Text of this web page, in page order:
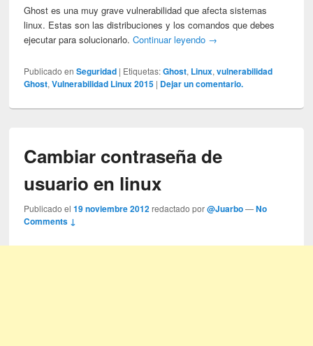
Ghost es una muy grave vulnerabilidad que afecta sistemas
linux. Estas son las distribuciones y los comandos que debes
ejecutar para solucionarlo.Continuar leyendo →
Publicado en Seguridad | Etiquetas: Ghost, Linux,vulnerabilidad
Ghost,Vulnerabilidad Linux 2015 | Dejar un comentario.
Cambiar contraseña de
usuario en linux
Publicado el19 noviembre 2012 redactado por@Juarbo —No
Comments ↓